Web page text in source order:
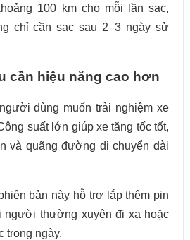
100 km cho mỗi lần sạc,
chỉ cần sạc sau 2–3 ngày sử
cần hiệu năng cao hơn
dùng muốn trải nghiệm xe
suất lớn giúp xe tăng tốc tốt,
và quãng đường di chuyển dài
bản này hỗ trợ lắp thêm pin
người thường xuyên đi xa hoặc
trong ngày.